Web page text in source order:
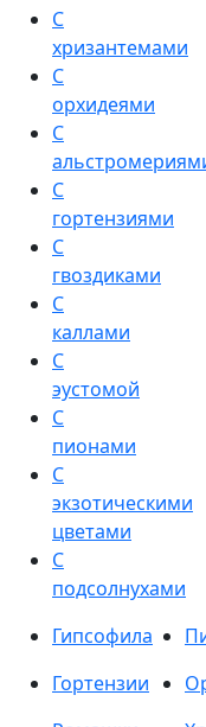
С
хризантемами
С
орхидеями
С
С
гортензиями
С
гвоздиками
С
каллами
С
эустомой
С
пионами
С
экзотическими
цветами
С
подсолнухами
Гипсофила
Гортензии